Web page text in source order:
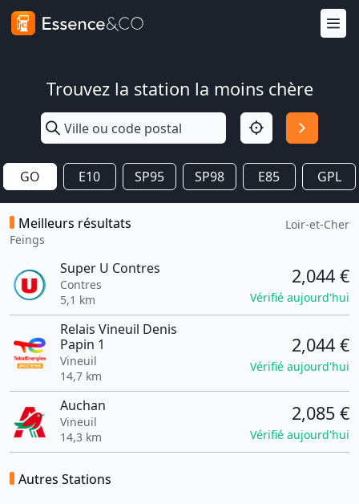
Trouvez la station la moins chère
GO E10 SP95 SP98 E85 GPL
Meilleurs résultats
Feings
Loir-et-Cher
Super U Contres
Contres
5,1 km
2,044 €
Vérifié aujourd'hui
Relais Vineuil Denis
Papin 1
Vineuil
14,7 km
2,044 €
Vérifié aujourd'hui
Auchan
Vineuil
14,3 km
2,085 €
Vérifié aujourd'hui
Autres Stations